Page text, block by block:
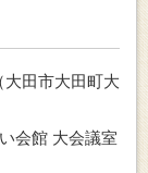
田市大田町大
会館 大会議室